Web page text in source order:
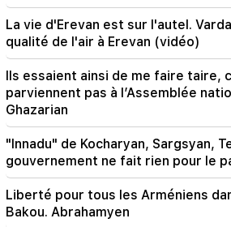
18:00
Je dois prouver que je suis digne
Mkhitaryan sur son avenir à l'Inter.
17:42
Pashinyan : Le TRIPP va changer
l'Arménie sur la carte mondiale des
17:34
La Grande-Bretagne se prépare à
vague de chaleur. la température
La vie d'Erevan est sur l'autel.
qualité de l'air à Erevan (vidéo)
Ils essaient ainsi de me faire taire,
parviennent pas à l’Assemblée
Ghazarian
"Innadu" de Kocharyan, Sargsyan,
gouvernement ne fait rien pour le
Liberté pour tous les Arméniens
Bakou. Abrahamyen